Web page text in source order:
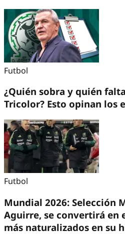
Futbol
¿Quién sobra y quién
Tricolor? Esto opinan los
Futbol
Mundial 2026: Selección
Aguirre, se convertirá en
más naturalizados en su